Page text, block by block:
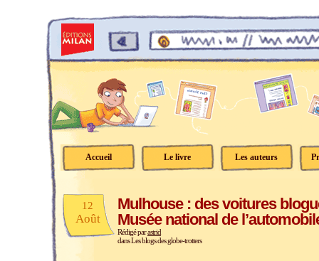
Accueil Le livre Les auteurs
12
Août
Mulhouse : des voitures
Musée national de
Rédigé parastrid
dansLes blogs des globe-trotters